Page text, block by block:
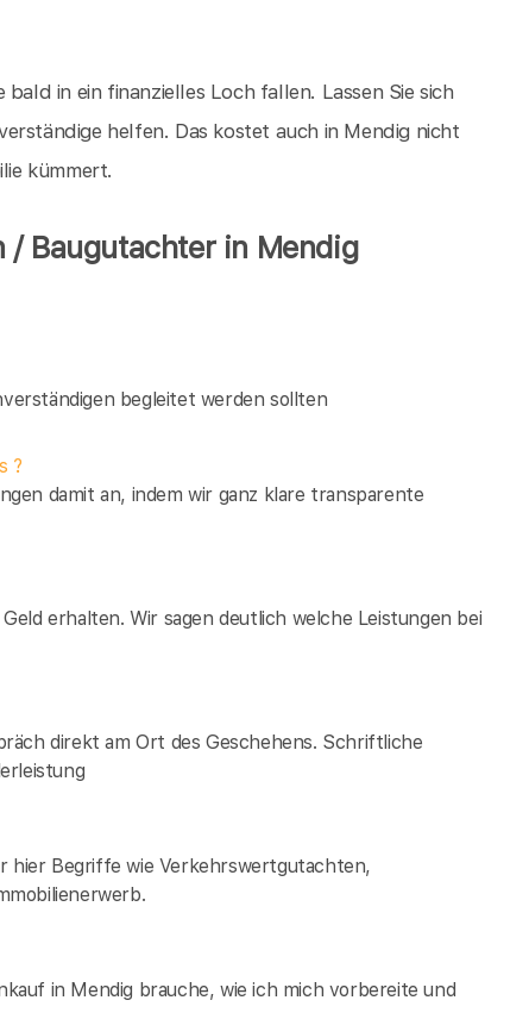
in ein finanzielles Loch fallen. Lassen Sie sich
helfen. Das kostet auch in Mendig nicht
kümmert.
Baugutachter in Mendig
begleitet werden sollten
?
damit an, indem wir ganz klare transparente
erhalten. Wir sagen deutlich welche Leistungen bei
direkt am Ort des Geschehens. Schriftliche
hier Begriffe wie Verkehrswertgutachten,
in Mendig brauche, wie ich mich vorbereite und